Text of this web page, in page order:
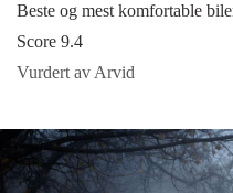
Beste og mest komfortable
Score 9.4
Vurdert av Arvid